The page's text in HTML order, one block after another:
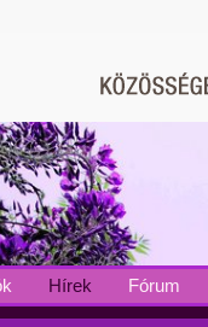
Hírek Fórum